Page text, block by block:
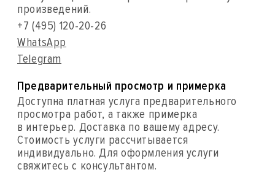
произведений.
+7 (495) 120-20-26
WhatsApp
Telegram
Предварительный просмотр и примерка
Доступна платная услуга предварительного
просмотра работ, а также примерка
в интерьер. Доставка по вашему адресу.
Стоимость услуги рассчитывается
индивидуально. Для оформления услуги
свяжитесь с консультантом.